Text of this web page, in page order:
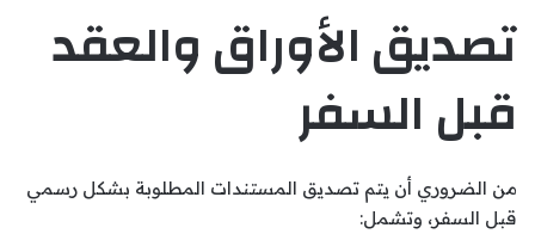
تصديق الأوراق والعقد
قبل السفر
من الضروري أن يتم تصديق المستندات المطلوبة بشكل رسمي
قبل السفر، وتشمل: